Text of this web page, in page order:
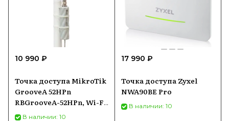
10 990 ₽
Точка доступа MikroTik
GrooveA 52HPn
RBGrooveA-52HPn, Wi-Fi
2,4/5 ГГц, PoE-in
В наличии: 10
17 990 ₽
Точка доступа Zyxel
NWA90BE Pro
В наличии: 10